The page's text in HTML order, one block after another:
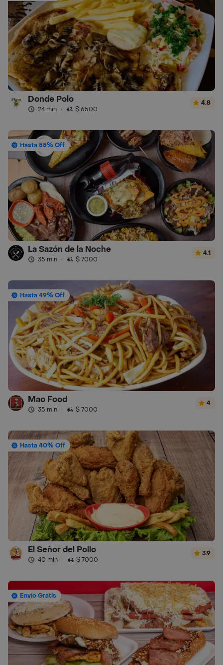
Donde Polo
24 min · $ 6500
4.8
Hasta 55% Off
La Sazón de la Noche
35 min · $ 7000
4.1
Hasta 49% Off
Mao Food
35 min · $ 7000
4
Hasta 40% Off
El Señor del Pollo
40 min · $ 7000
3.9
Envío Gratis